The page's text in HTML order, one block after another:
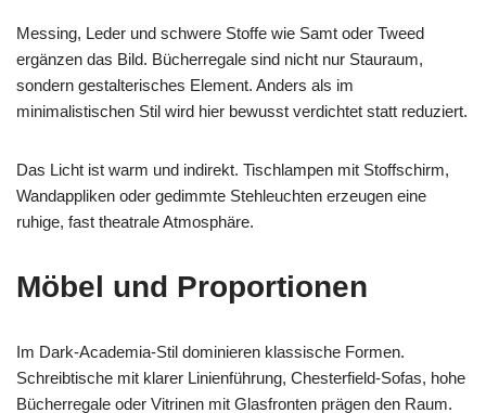
Messing, Leder und schwere Stoffe wie Samt oder Tweed
ergänzen das Bild. Bücherregale sind nicht nur Stauraum,
sondern gestalterisches Element. Anders als im
minimalistischen Stil wird hier bewusst verdichtet statt reduziert.
Das Licht ist warm und indirekt. Tischlampen mit Stoffschirm,
Wandappliken oder gedimmte Stehleuchten erzeugen eine
ruhige, fast theatrale Atmosphäre.
Möbel und Proportionen
Im Dark-Academia-Stil dominieren klassische Formen.
Schreibtische mit klarer Linienführung, Chesterfield-Sofas, hohe
Bücherregale oder Vitrinen mit Glasfronten prägen den Raum.